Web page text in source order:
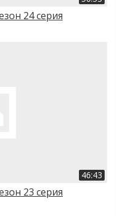
24 серия
46:43
23 серия